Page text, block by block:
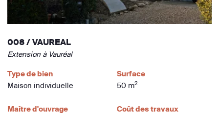
008 / VAUREAL
Extension à Vauréal
Type de bien
Maison individuelle
Surface
50 m2
Maître d'ouvrage
Coût des travaux